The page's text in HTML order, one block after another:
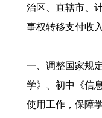
治区、直辖市、
事权转移支付收
一、调整国家规
学》、初中《信
使用工作，保障